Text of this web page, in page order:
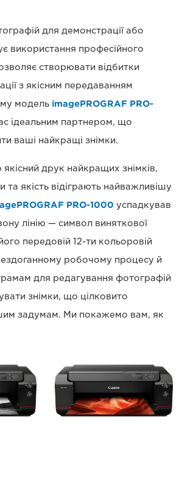
для демонстрації або
використання професійного
створювати відбитки
з якісним передаванням
модель imagePROGRAF PRO-
ідеальним партнером, що
ваші найкращі знімки.
друк найкращих знімків,
та якість відіграють найважливішу
PRO-1000 успадкував
лінію — символ виняткової
передовій 12-ти кольоровій
робочому процесу й
для редагування фотографій
знімки, що цілковито
задумам. Ми покажемо вам, як